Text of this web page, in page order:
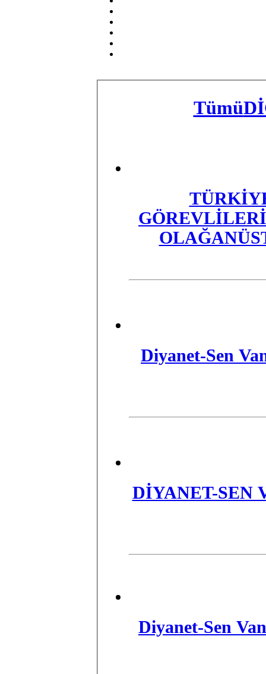
Tümü
GÖREVLİLERİ
Diyanet-Sen
​DİYANET-SEN
Diyanet-Sen